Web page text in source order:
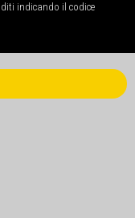
indicando il codice